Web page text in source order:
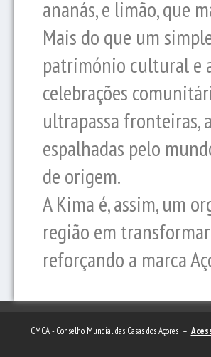
ananás, e limão, que
Mais do que um
património cultural e
celebrações
ultrapassa fronteiras,
espalhadas pelo
de origem.
A Kima é, assim, um
região em
reforçando a marca
CMCA - Conselho Mundial das Casas dos Açores –